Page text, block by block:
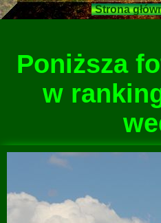
Strona
Poniższa
w